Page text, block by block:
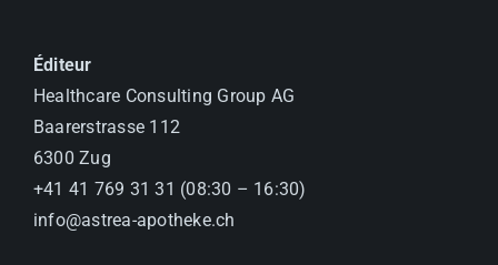
Éditeur
Healthcare Consulting Group AG
Baarerstrasse 112
6300 Zug
+41 41 769 31 31 (08:30 – 16:30)
info@astrea-apotheke.ch